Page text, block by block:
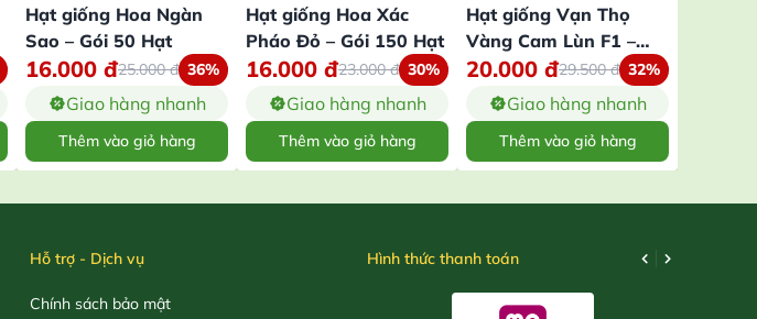
Hạt giống Hoa Ngàn
Sao – Gói 50 Hạt
16.000 đ25.000đ 36%
Giao hàng nhanh
Thêm vào giỏ hàng
Hạt giống Hoa Xác
Pháo Đỏ – Gói 150 Hạt
16.000 đ23.000đ 30%
Giao hàng nhanh
Thêm vào giỏ hàng
Hạt giống Vạn Thọ
Vàng Cam Lùn F1 –
Gói 20 Hạt
20.000 đ29.500đ 32%
Giao hàng nhanh
Thêm vào giỏ hàng
Hỗ trợ - Dịch vụ
Chính sách bảo mật
Hình thức thanh toán